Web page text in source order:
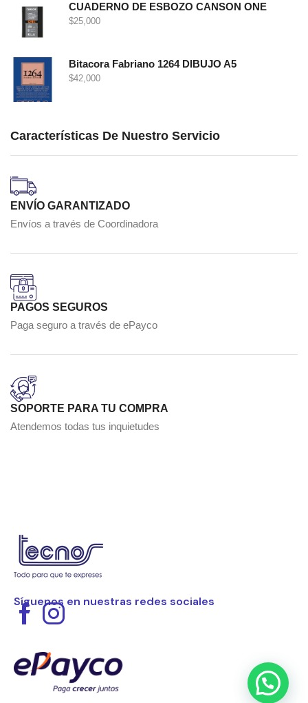
CUADERNO DE ESBOZO CANSON ONE
$25,000
Bitacora Fabriano 1264 DIBUJO A5
$42,000
Características De Nuestro Servicio
ENVÍO GARANTIZADO
Envíos a través de Coordinadora
PAGOS SEGUROS
Paga seguro a través de ePayco
SOPORTE PARA TU COMPRA
Atendemos todas tus inquietudes
Síguenos en nuestras redes sociales